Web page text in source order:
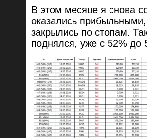
В этом месяце я снова
оказались
закрылись по стопам.
поднялся, уже с 52% до